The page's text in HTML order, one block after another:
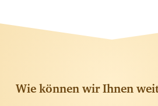
Wie können wir Ihnen